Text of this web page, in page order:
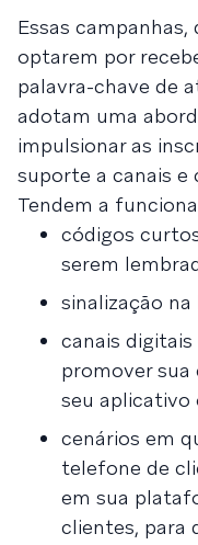
Essas
optarem por
palavra-chave de
adotam uma
impulsionar as
suporte a canais e
Tendem a
códigos
serem
sinalização
canais
promover
seu aplicativo
cenários em
telefone de
em sua
clientes, para